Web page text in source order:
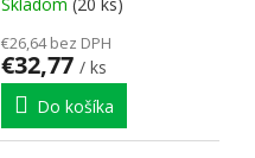
Skladom (20 ks)
€26,64 bez DPH
€32,77 / ks
Do košíka